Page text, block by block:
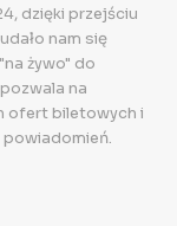
dzięki przejściu
nam się
żywo" do
na
ofert biletowych i